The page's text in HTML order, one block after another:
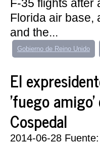
F-35 flights after
Florida air base,
and the...
Gobierno de Reino Unido
El
'fuego amigo'
Cospedal
2014-06-28